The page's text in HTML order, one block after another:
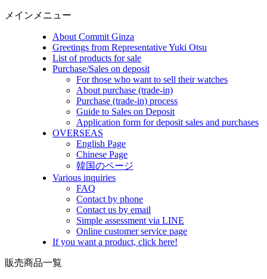
メインメニュー
About Commit Ginza
Greetings from Representative Yuki Otsu
List of products for sale
Purchase/Sales on deposit
For those who want to sell their watches
About purchase (trade-in)
Purchase (trade-in) process
Guide to Sales on Deposit
Application form for deposit sales and purchases
OVERSEAS
English Page
Chinese Page
韓国のページ
Various inquiries
FAQ
Contact by phone
Contact us by email
Simple assessment via LINE
Online customer service page
If you want a product, click here!
販売商品一覧